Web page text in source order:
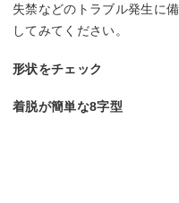
失禁などのトラブル発生に
してみてください。
形状をチェック
着脱が簡単な8字型